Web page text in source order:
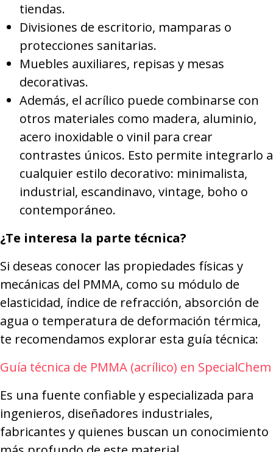
tiendas.
Divisiones de escritorio, mamparas o
protecciones sanitarias.
Muebles auxiliares, repisas y mesas
decorativas.
Además, el acrílico puede combinarse con
otros materiales como madera, aluminio,
acero inoxidable o vinil para crear
contrastes únicos. Esto permite integrarlo a
cualquier estilo decorativo: minimalista,
industrial, escandinavo, vintage, boho o
contemporáneo.
¿Te interesa la parte técnica?
Si deseas conocer las propiedades físicas y
mecánicas del PMMA, como su módulo de
elasticidad, índice de refracción, absorción de
agua o temperatura de deformación térmica,
te recomendamos explorar esta guía técnica:
Guía técnica de PMMA (acrílico) en SpecialChem
Es una fuente confiable y especializada para
ingenieros, diseñadores industriales,
fabricantes y quienes buscan un conocimiento